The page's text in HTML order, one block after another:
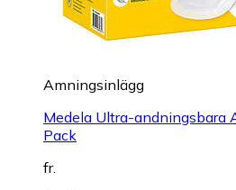
Amningsinlägg
Medela Ultra-andningsbara
Pack
fr.